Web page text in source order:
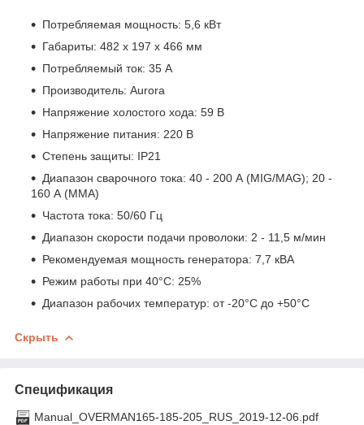
Потребляемая мощность: 5,6 кВт
Габариты: 482 х 197 х 466 мм
Потребляемый ток: 35 А
Производитель: Aurora
Напряжение холостого хода: 59 В
Напряжение питания: 220 В
Степень защиты: IP21
Диапазон сварочного тока: 40 - 200 А (MIG/MAG); 20 -
160 А (MMA)
Частота тока: 50/60 Гц
Диапазон скорости подачи проволоки: 2 - 11,5 м/мин
Рекомендуемая мощность генератора: 7,7 кВА
Режим работы при 40°C: 25%
Диапазон рабочих температур: от -20°C до +50°C
Скрыть
Спецификация
Manual_OVERMAN165-185-205_RUS_2019-12-06.pdf